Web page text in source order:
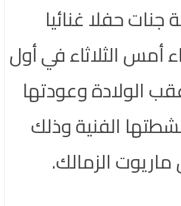
جنات حفلا غنائيا
الثلاثاء في أول
الولادة وعودتها
الفنية وذلك
الزمالك.